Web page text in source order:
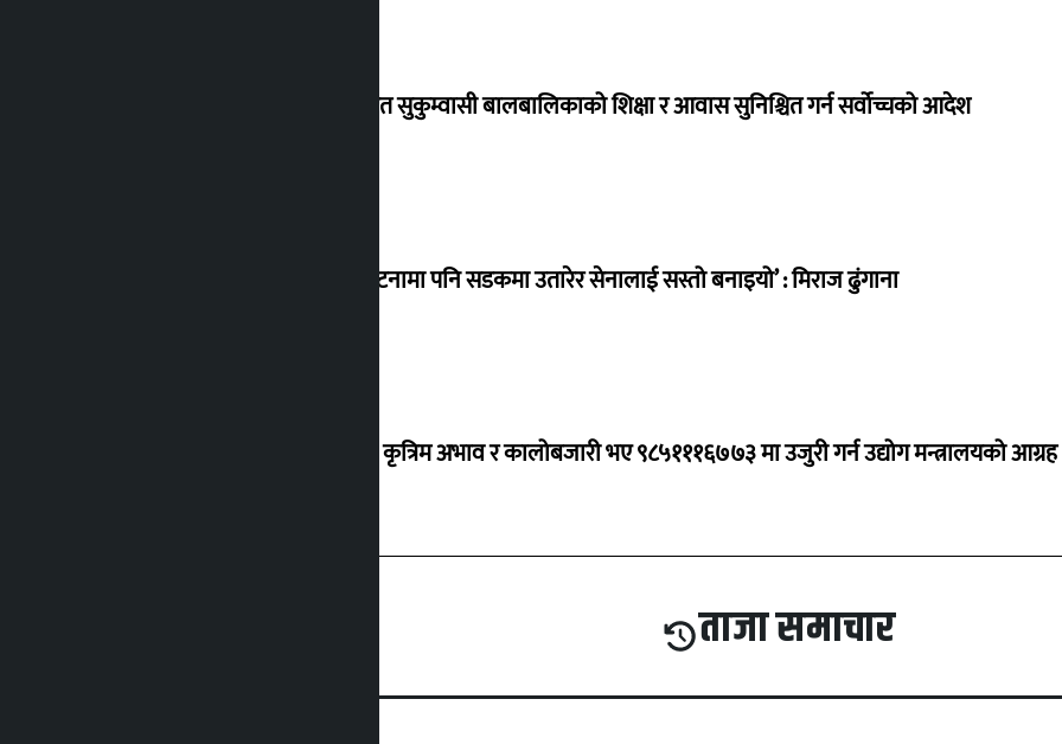
विस्थापित सुकुम्वासी बालबालिकाको शिक्षा र आवास सुनिश्चित गर्न सर्वोच्चको आदेश
‘सानो घटनामा पनि सडकमा उतारेर सेनालाई सस्तो बनाइयो’ : मिराज ढुंगाना
ग्यासको कृत्रिम अभाव र कालोबजारी भए ९८५१११६७७३ मा उजुरी गर्न उद्योग मन्त्रालयको आग्रह
ताजा समाचार